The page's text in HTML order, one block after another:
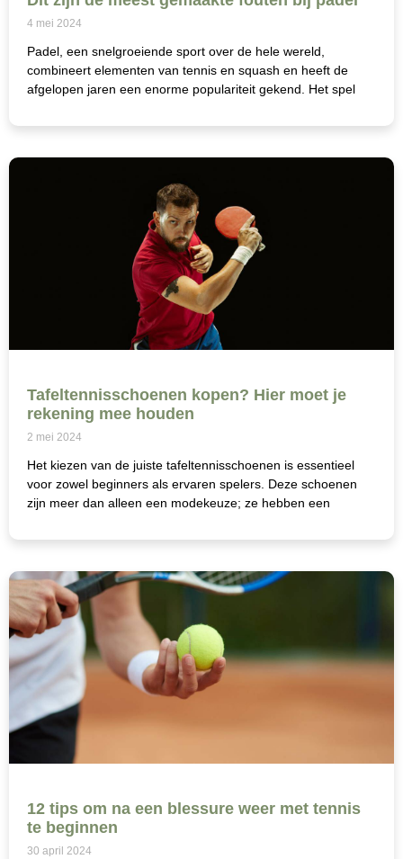
4 mei 2024
Padel, een snelgroeiende sport over de hele wereld,
combineert elementen van tennis en squash en heeft de
afgelopen jaren een enorme populariteit gekend. Het spel
Tafeltennisschoenen kopen? Hier moet je
rekening mee houden
2 mei 2024
Het kiezen van de juiste tafeltennisschoenen is essentieel
voor zowel beginners als ervaren spelers. Deze schoenen
zijn meer dan alleen een modekeuze; ze hebben een
12 tips om na een blessure weer met tennis
te beginnen
30 april 2024